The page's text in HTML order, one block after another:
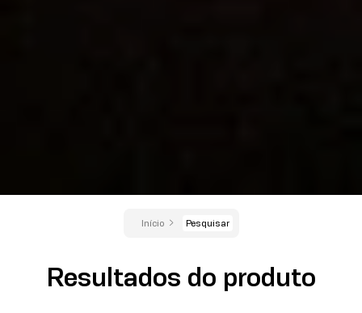
Início Pesquisar
Resultados do produto